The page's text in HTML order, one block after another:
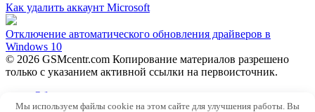
Как удалить аккаунт Microsoft
Отключение автоматического обновления драйверов в
Windows 10
© 2026 GSMcentr.com Копирование материалов разрешено
только с указанием активной ссылки на первоисточник.
Обратная связь
Политика конфиденциальности
Мы используем файлы cookie на этом сайте для улучшения работы. Вы